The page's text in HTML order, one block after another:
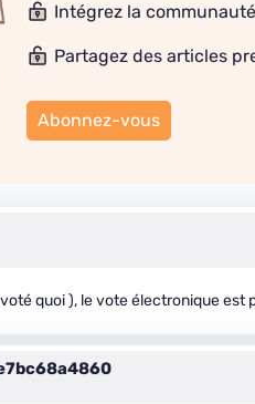
Intégrez la
Partagez des articles
Abonnez-vous
quoi ), le vote électronique est